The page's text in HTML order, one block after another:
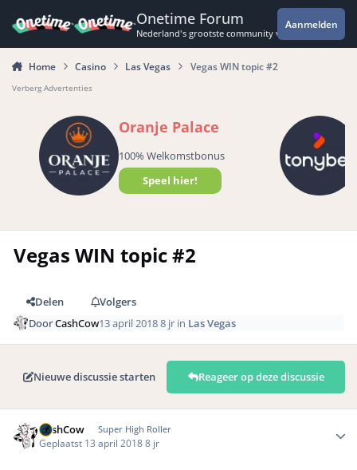
Onetime Forum
Nederland's grootste community voor de
Aanmelden
Home Casino Las Vegas Vegas WIN topic #2
Verberg Advertenties
Oranje Palace
100% Welkomstbonus
Speel hier!
Vegas WIN topic #2
Delen
Volgers
DoorCashCow13 april 20188 jr in Las Vegas
Nieuwe discussie starten Reageer op deze discussie
CashCow Super High Roller
Geplaatst 13 april 20188 jr